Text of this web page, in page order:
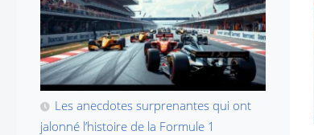
Les anecdotes surprenantes qui ont
jalonné l’histoire de la Formule 1